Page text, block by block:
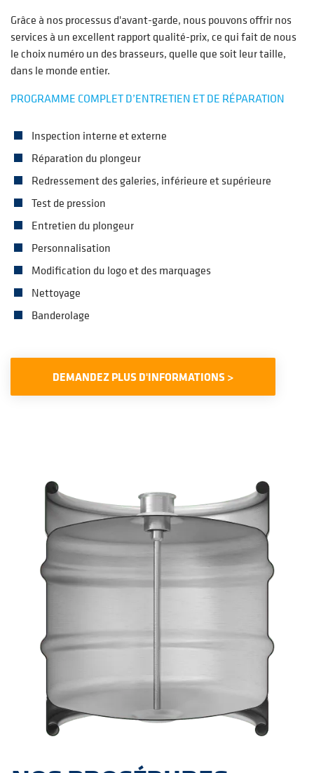
Grâce à nos processus d'avant-garde, nous pouvons offrir nos
services à un excellent rapport qualité-prix, ce qui fait de nous
le choix numéro un des brasseurs, quelle que soit leur taille,
dans le monde entier.
PROGRAMME COMPLET D’ENTRETIEN ET DE RÉPARATION
Inspection interne et externe
Réparation du plongeur
Redressement des galeries, inférieure et supérieure
Test de pression
Entretien du plongeur
Personnalisation
Modification du logo et des marquages
Nettoyage
Banderolage
DEMANDEZ PLUS D'INFORMATIONS >